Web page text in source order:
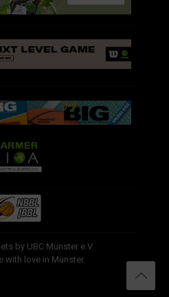
by UBC Münster e.V.
with love in Münster.